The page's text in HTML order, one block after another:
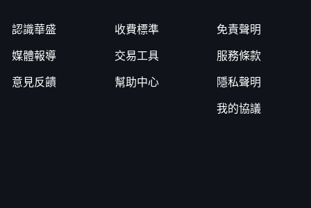
認識華盛
媒體報導
意見反饋
收費標準
交易工具
幫助中心
免責聲明
服務條款
隱私聲明
我的協議